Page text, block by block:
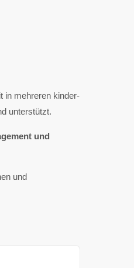
in mehreren kinder-
unterstützt.
und
und